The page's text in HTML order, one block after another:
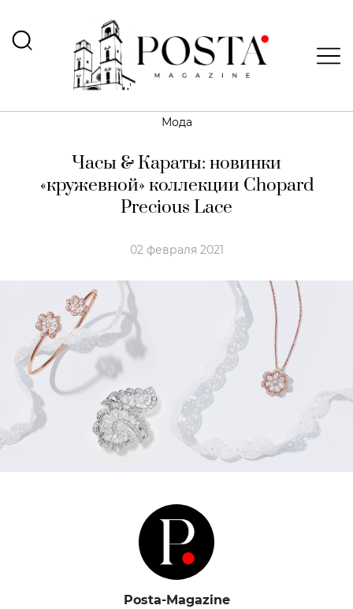
Мода
Часы & Караты: новинки
«кружевной» коллекции Chopard
Precious Lace
02 февраля 2021
Posta-Magazine